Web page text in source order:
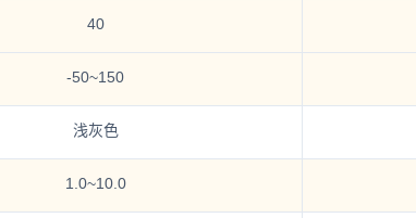
40
-50~150
浅灰色
1.0~10.0